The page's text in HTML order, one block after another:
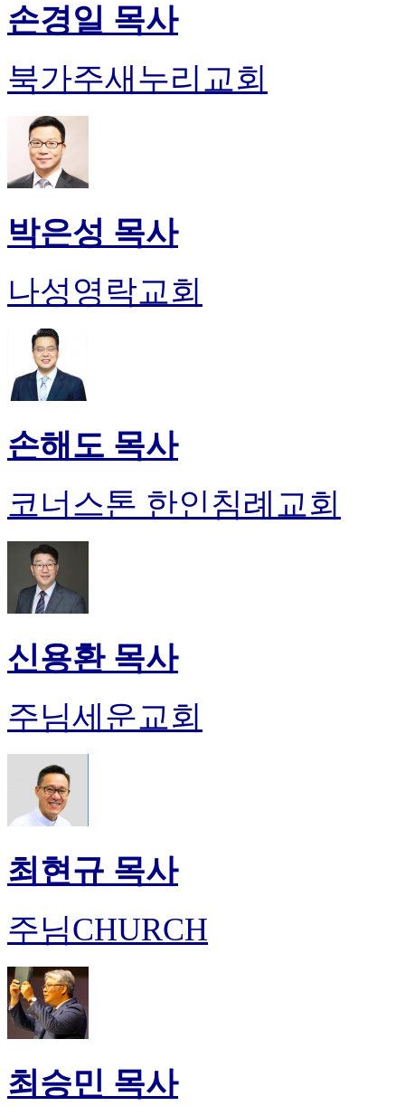
손경일 목사
북가주새누리교회
박은성 목사
나성영락교회
손해도 목사
코너스톤 한인침례교회
신용환 목사
주님세운교회
최현규 목사
주님CHURCH
최승민 목사